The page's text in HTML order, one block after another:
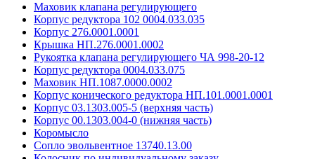
Маховик клапана регулирующего
Корпус редуктора 102 0004.033.035
Корпус 276.0001.0001
Крышка НП.276.0001.0002
Рукоятка клапана регулирующего ЧА 998-20-12
Корпус редуктора 0004.033.075
Маховик НП.1087.0000.0002
Корпус конического редуктора НП.101.0001.0001
Корпус 03.1303.005-5 (верхняя часть)
Корпус 00.1303.004-0 (нижняя часть)
Коромысло
Сопло эвольвентное 13740.13.00